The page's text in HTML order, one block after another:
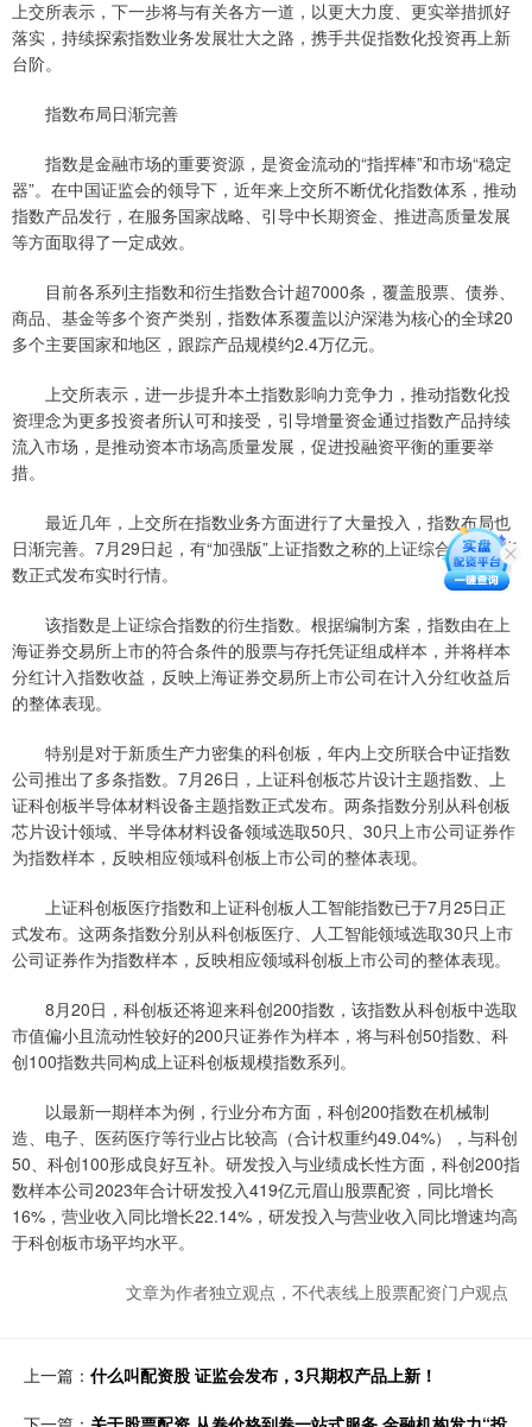
上交所表示，下一步将与有关各方一道，以更大力度、更实举措抓好
落实，持续探索指数业务发展壮大之路，携手共促指数化投资再上新
台阶。
指数布局日渐完善
指数是金融市场的重要资源，是资金流动的“指挥棒”和市场“稳定
器”。在中国证监会的领导下，近年来上交所不断优化指数体系，推动
指数产品发行，在服务国家战略、引导中长期资金、推进高质量发展
等方面取得了一定成效。
目前各系列主指数和衍生指数合计超7000条，覆盖股票、债券、
商品、基金等多个资产类别，指数体系覆盖以沪深港为核心的全球20
多个主要国家和地区，跟踪产品规模约2.4万亿元。
上交所表示，进一步提升本土指数影响力竞争力，推动指数化投
资理念为更多投资者所认可和接受，引导增量资金通过指数产品持续
流入市场，是推动资本市场高质量发展，促进投融资平衡的重要举
措。
最近几年，上交所在指数业务方面进行了大量投入，指数布局也
日渐完善。7月29日起，有“加强版”上证指数之称的上证综合全收益指
数正式发布实时行情。
该指数是上证综合指数的衍生指数。根据编制方案，指数由在上
海证券交易所上市的符合条件的股票与存托凭证组成样本，并将样本
分红计入指数收益，反映上海证券交易所上市公司在计入分红收益后
的整体表现。
特别是对于新质生产力密集的科创板，年内上交所联合中证指数
公司推出了多条指数。7月26日，上证科创板芯片设计主题指数、上
证科创板半导体材料设备主题指数正式发布。两条指数分别从科创板
芯片设计领域、半导体材料设备领域选取50只、30只上市公司证券作
为指数样本，反映相应领域科创板上市公司的整体表现。
上证科创板医疗指数和上证科创板人工智能指数已于7月25日正
式发布。这两条指数分别从科创板医疗、人工智能领域选取30只上市
公司证券作为指数样本，反映相应领域科创板上市公司的整体表现。
8月20日，科创板还将迎来科创200指数，该指数从科创板中选取
市值偏小且流动性较好的200只证券作为样本，将与科创50指数、科
创100指数共同构成上证科创板规模指数系列。
以最新一期样本为例，行业分布方面，科创200指数在机械制
造、电子、医药医疗等行业占比较高（合计权重约49.04%），与科创
50、科创100形成良好互补。研发投入与业绩成长性方面，科创200指
数样本公司2023年合计研发投入419亿元眉山股票配资，同比增长
16%，营业收入同比增长22.14%，研发投入与营业收入同比增速均高
于科创板市场平均水平。
文章为作者独立观点，不代表线上股票配资门户观点
上一篇： 什么叫配资股 证监会发布，3只期权产品上新！